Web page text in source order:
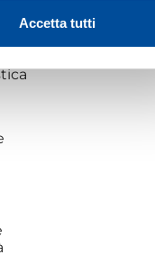
Accetta tutti